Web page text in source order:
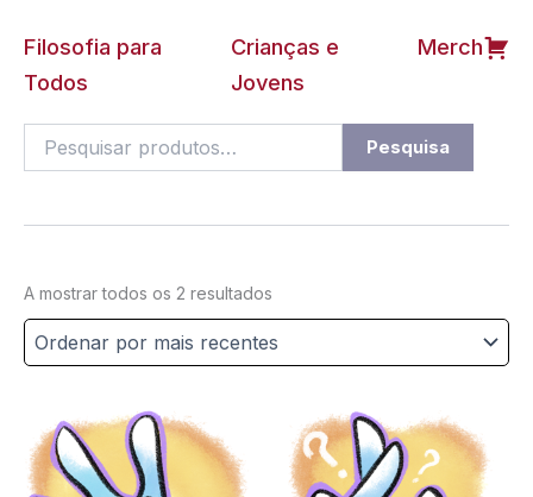
Filosofia para
Todos
Crianças e
Jovens
Merch
por:
Pesquisa
A mostrar todos os 2 resultados
mais
recentes